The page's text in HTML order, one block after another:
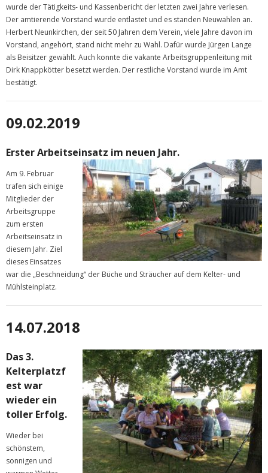
wurde der Tätigkeits- und Kassenbericht der letzten zwei Jahre verlesen.
Der amtierende Vorstand wurde entlastet und es standen Neuwahlen an.
Herbert Neunkirchen, der seit 50 Jahren dem Verein, viele Jahre davon im
Vorstand, angehört, stand nicht mehr zu Wahl. Dafür wurde Jürgen Lange
als Beisitzer gewählt. Auch konnte die vakante Arbeitsgruppenleitung mit
Dirk Knappkötter besetzt werden. Der restliche Vorstand wurde im Amt
bestätigt.
09.02.2019
Erster Arbeitseinsatz im neuen Jahr.
Am 9. Februar
trafen sich einige
Mitglieder der
Arbeitsgruppe
zum ersten
Arbeitseinsatz in
diesem Jahr. Ziel
dieses Einsatzes
war die „Beschneidung“ der Büche und Sträucher auf dem Kelter- und
Mühlsteinplatz.
14.07.2018
Das 3.
Kelterplatzf
est war
wieder ein
toller Erfolg.
Wieder bei
schönstem,
sonnigen und